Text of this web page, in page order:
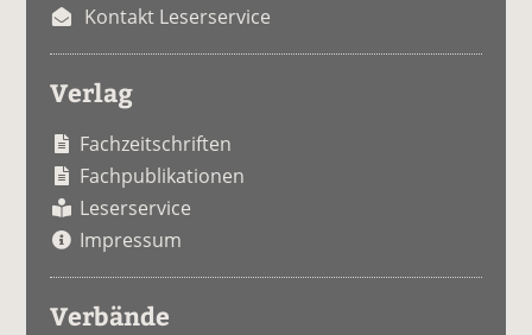
Kontakt Leserservice
Verlag
Fachzeitschriften
Fachpublikationen
Leserservice
Impressum
Verbände